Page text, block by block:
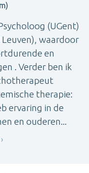
(UGent)
waardoor
en
. Verder ben ik
therapie:
ervaring in de
en ouderen...